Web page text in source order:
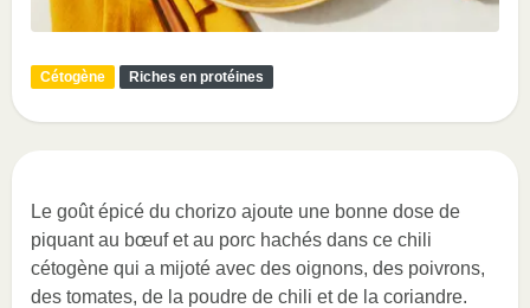
Cétogène Riches en protéines
Le goût épicé du chorizo ajoute une bonne dose de
piquant au bœuf et au porc hachés dans ce chili
cétogène qui a mijoté avec des oignons, des poivrons,
des tomates, de la poudre de chili et de la coriandre.